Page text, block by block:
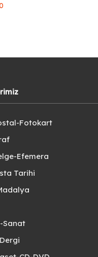
Fotokart
Efemera
Tarihi
Sanat